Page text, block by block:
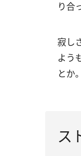
り合
寂し
よう
とか
ス